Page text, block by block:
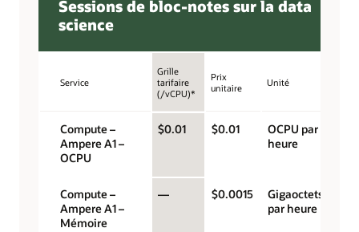
Sessions de bloc-notes sur la data
science
Service
Grille
tarifaire
(/vCPU)*
Prix
unitaire
Unité
Compute –
Ampere A1 –
OCPU
$0.01 $0.01
OCPU par
heure
Compute –
Ampere A1 –
Mémoire
— $0.0015
Gigaoctets
par heure